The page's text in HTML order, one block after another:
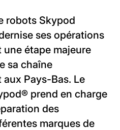
robots Skypod
ses opérations
étape majeure
sa chaîne
aux Pays-Bas. Le
prend en charge
des
marques de